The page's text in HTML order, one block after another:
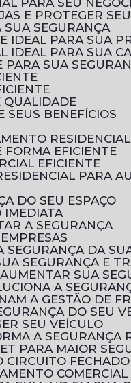
PARA SEU
E PROTEGER
SUA SEGURANÇA
IDEAL PARA SUA
IDEAL PARA SUA
PARA SUA
QUALIDADE
SEUS BENEFÍCIOS
RESIDENCIAL
FORMA EFICIENTE
EFICIENTE
DO SEU ESPAÇO
IMEDIATA
A SEGURANÇA
SEGURANÇA DA
SEGURANÇA E
SUA
A
A GESTÃO DE
DO SEU
SEU VEÍCULO
A SEGURANÇA
PARA MAIOR
CIRCUITO
COMERCIAL